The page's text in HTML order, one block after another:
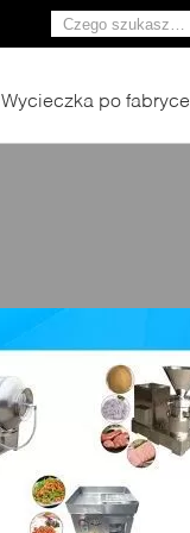
Wycieczka po fabryce